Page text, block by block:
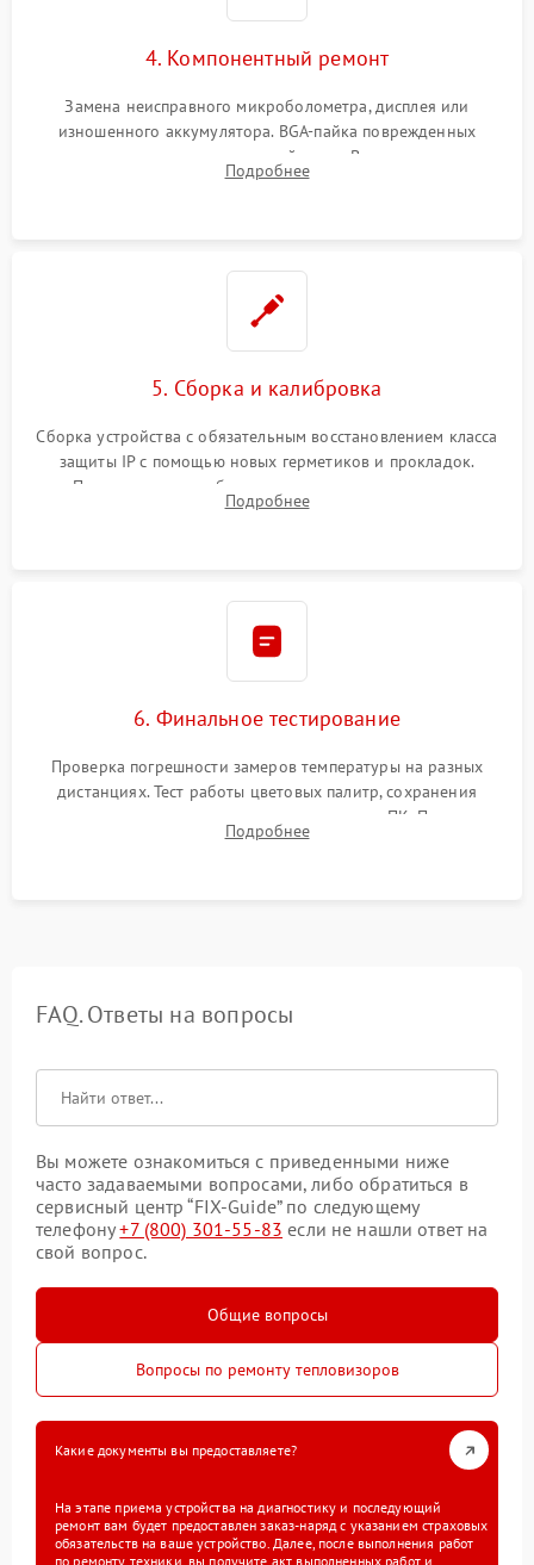
4. Компонентный ремонт
Замена неисправного микроболометра, дисплея или
изношенного аккумулятора. BGA-пайка поврежденных
контроллеров на материнской плате. Восстановление
разъемов и кнопок, замена поврежденных элементов
Подробнее
5. Сборка и калибровка
Сборка устройства с обязательным восстановлением класса
защиты IP с помощью новых герметиков и прокладок.
Программная калибровка матрицы по эталонному
абсолютно черному телу для точного измерения температур.
Подробнее
6. Финальное тестирование
Проверка погрешности замеров температуры на разных
дистанциях. Тест работы цветовых палитр, сохранения
термограмм в память и передачи данных на ПК. Проверка
автономности работы и итоговый контроль качества.
Подробнее
FAQ. Ответы на вопросы
Вы можете ознакомиться с приведенными ниже
часто задаваемыми вопросами, либо обратиться в
сервисный центр “FIX-Guide” по следующему
телефону+7 (800) 301-55-83 если не нашли ответ на
свой вопрос.
Общие вопросы
Вопросы по ремонту тепловизоров
Какие документы вы предоставляете?
На этапе приема устройства на диагностику и последующий
ремонт вам будет предоставлен заказ-наряд с указанием страховых
обязательств на ваше устройство. Далее, после выполнения работ
по ремонту техники, вы получите акт выполненных работ и